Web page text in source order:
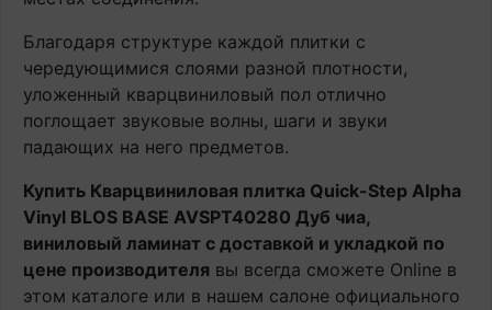
Благодаря структуре каждой плитки с
чередующимися слоями разной плотности,
уложенный кварцвиниловый пол отлично
поглощает звуковые волны, шаги и звуки
падающих на него предметов.
Купить Кварцвиниловая плитка Quick-Step Alpha
Vinyl BLOS BASE AVSPT40280 Дуб чиа,
виниловый ламинат с доставкой и укладкой по
цене производителя вы всегда сможете Online в
этом каталоге или в нашем салоне официального